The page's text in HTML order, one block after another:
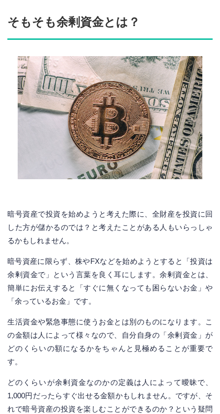
そもそも余剰資金とは？
暗号資産で投資を始めようと考えた際に、全財産を投資に回
した方が儲かるのでは？と考えたことがある人もいらっしゃ
るかもしれません。
暗号資産に限らず、株やFXなどを始めようとすると「投資は
余剰資金で」という言葉を良く耳にします。余剰資金とは、
簡単にお伝えすると「すぐに無くなっても困らないお金」や
「余っているお金」です。
生活資金や緊急事態に使うお金とは別のものになります。こ
の金額は人によって様々なので、自分自身の「余剰資金」が
どのくらいの額になるかをちゃんと見極めることが重要で
す。
どのくらいが余剰資金なのかの定義は人によって曖昧で、
1,000円だったらすぐ出せる金額かもしれません。ですが、そ
れで暗号資産の投資を楽しむことができるのか？という疑問